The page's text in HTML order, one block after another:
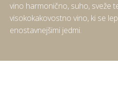
vino harmonično, suho, sveže
visokokakovostno vino, ki se
enostavnejšimi jedmi.